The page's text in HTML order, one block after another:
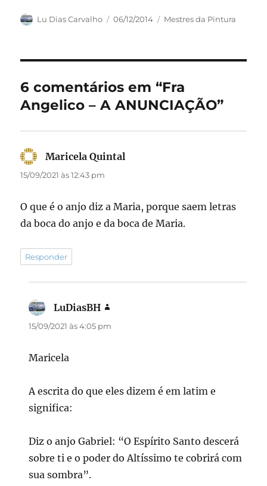
c
b
o
o
k
st
d
o
n
ai a
Autor
Lu Dias Carvalho
Publicado
06/12/2014 Categorias
Mestres da Pintura
6 comentários em “Fra
Angelico – A ANUNCIAÇÃO”
Maricela Quintal
15/09/2021 às 12:43 pm
O que é o anjo diz a Maria, porque saem letras
da boca do anjo e da boca de Maria.
Responder
LuDiasBH
15/09/2021 às 4:05 pm
Maricela
A escrita do que eles dizem é em latim e
significa:
Diz o anjo Gabriel: “O Espírito Santo descerá
sobre ti e o poder do Altíssimo te cobrirá com
sua sombra”.